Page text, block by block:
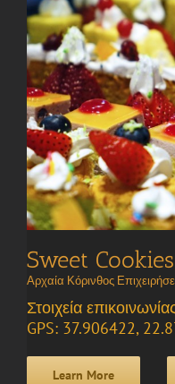
Sweet Cookies
Αρχαία Κόρινθος
Στοιχεία
GPS: 37.906422,
Learn More